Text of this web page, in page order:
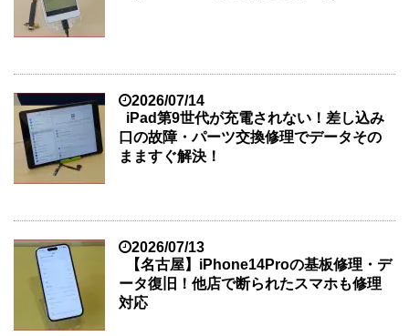
2026/07/14
iPad第9世代が充電されない！差し込み
口の故障・パーツ交換修理でデータその
まますぐ解決！
2026/07/13
【名古屋】iPhone14Proの基板修理・デ
ータ復旧！他店で断られたスマホも修理
対応